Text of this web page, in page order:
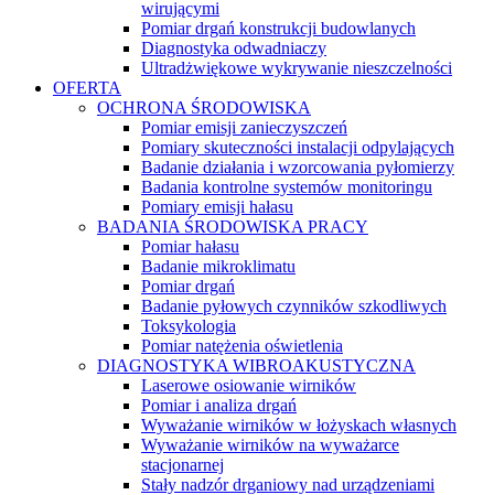
wirującymi
Pomiar drgań konstrukcji budowlanych
Diagnostyka odwadniaczy
Ultradżwiękowe wykrywanie nieszczelności
OFERTA
OCHRONA ŚRODOWISKA
Pomiar emisji zanieczyszczeń
Pomiary skuteczności instalacji odpylających
Badanie działania i wzorcowania pyłomierzy
Badania kontrolne systemów monitoringu
Pomiary emisji hałasu
BADANIA ŚRODOWISKA PRACY
Pomiar hałasu
Badanie mikroklimatu
Pomiar drgań
Badanie pyłowych czynników szkodliwych
Toksykologia
Pomiar natężenia oświetlenia
DIAGNOSTYKA WIBROAKUSTYCZNA
Laserowe osiowanie wirników
Pomiar i analiza drgań
Wyważanie wirników w łożyskach własnych
Wyważanie wirników na wyważarce
stacjonarnej
Stały nadzór drganiowy nad urządzeniami